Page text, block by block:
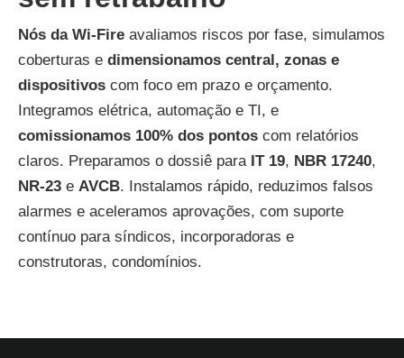
Nós da Wi-Fire avaliamos riscos por fase, simulamos
coberturas e dimensionamos central, zonas e
dispositivos com foco em prazo e orçamento.
Integramos elétrica, automação e TI, e
comissionamos 100% dos pontos com relatórios
claros. Preparamos o dossiê para IT 19, NBR 17240,
NR-23 e AVCB. Instalamos rápido, reduzimos falsos
alarmes e aceleramos aprovações, com suporte
contínuo para síndicos, incorporadoras e
construtoras, condomínios.